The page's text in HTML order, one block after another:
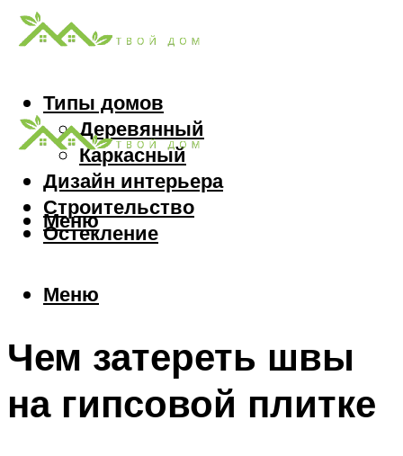
Типы домов
Деревянный
Каркасный
Дизайн интерьера
Строительство
Остекление
Меню
Меню
Чем затереть швы
на гипсовой плитке